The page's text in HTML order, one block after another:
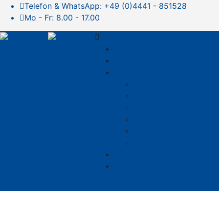
Telefon & WhatsApp: +49 (0)4441 - 851528
Mo - Fr: 8.00 - 17.00